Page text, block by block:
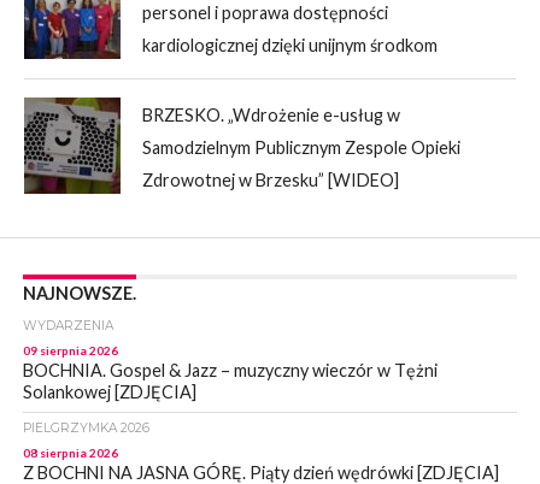
personel i poprawa dostępności
kardiologicznej dzięki unijnym środkom
BRZESKO. „Wdrożenie e-usług w
Samodzielnym Publicznym Zespole Opieki
Zdrowotnej w Brzesku” [WIDEO]
NAJNOWSZE.
WYDARZENIA
09 sierpnia 2026
BOCHNIA. Gospel & Jazz – muzyczny wieczór w Tężni
Solankowej [ZDJĘCIA]
PIELGRZYMKA 2026
08 sierpnia 2026
Z BOCHNI NA JASNA GÓRĘ. Piąty dzień wędrówki [ZDJĘCIA]